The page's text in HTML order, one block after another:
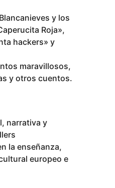
y los
Roja»,
hackers» y
maravillosos,
y otros cuentos.
narrativa y
la enseñanza,
europeo e